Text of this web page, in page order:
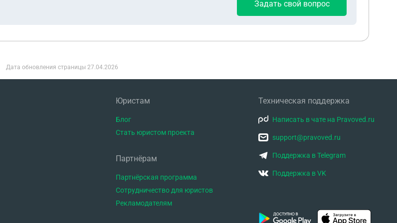
что долги превышают наследуемое имущество ничем помочь не может).. Пошли к
не сказала? а наоборот сказала что если Родители умершего откажутся,
Задать свой вопрос
Дата обновления страницы 27.04.2026
Юристам
Блог
Стать юристом проекта
Партнёрам
Партнёрская программа
Сотрудничество для юристов
Рекламодателям
Техническая поддержка
Написать в чате на Pravoved.ru
support@pravoved.ru
Поддержка в Telegram
Поддержка в VK